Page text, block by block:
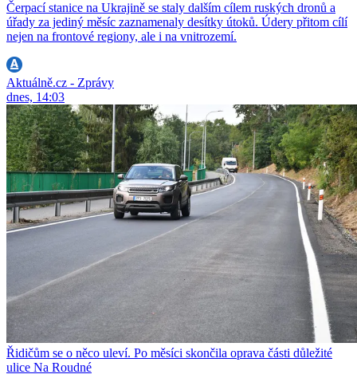
Čerpací stanice na Ukrajině se staly dalším cílem ruských dronů a
úřady za jediný měsíc zaznamenaly desítky útoků. Údery přitom cílí
nejen na frontové regiony, ale i na vnitrozemí.
Aktuálně.cz - Zprávy
dnes, 14:03
Řidičům se o něco uleví. Po měsíci skončila oprava části důležité
ulice Na Roudné